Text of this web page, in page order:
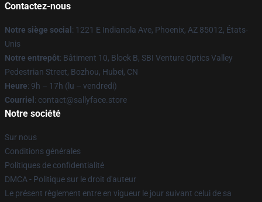
Contactez-nous
Notre siège social : 1221 E Indianola Ave, Phoenix, AZ 85012, États-
Unis
Notre entrepôt: Bâtiment 10, Block B, SBI Venture Optics Valley
Pedestrian Street, Bozhou, Hubei, CN
Heure: 9h – 17h (lu – vendredi)
Courriel : contact@sallyface.store
Notre société
Sur nous
Conditions générales
Politiques de confidentialité
DMCA - Politique sur le droit d'auteur
Le présent règlement entre en vigueur le jour suivant celui de sa